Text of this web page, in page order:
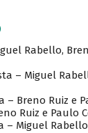
Rabello,
– Miguel
– Breno Ruiz e
Ruiz e Paulo
– Miguel